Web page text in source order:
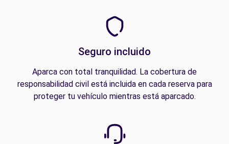
Seguro incluido
Aparca con total tranquilidad. La cobertura de
responsabilidad civil está incluida en cada reserva para
proteger tu vehículo mientras está aparcado.